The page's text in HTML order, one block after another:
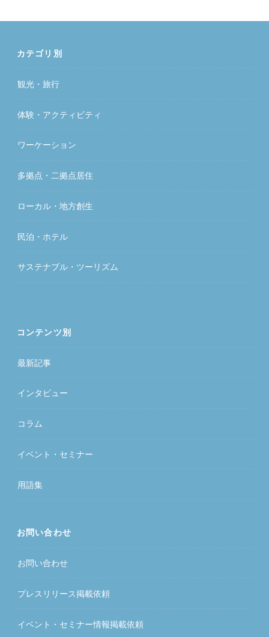
カテゴリ別
観光・旅行
体験・アクティビティ
ワーケーション
多拠点・二拠点居住
ローカル・地方創生
民泊・ホテル
サステナブル・ツーリズム
コンテンツ別
最新記事
インタビュー
コラム
イベント・セミナー
用語集
お問い合わせ
お問い合わせ
プレスリリース掲載依頼
イベント・セミナー情報掲載依頼